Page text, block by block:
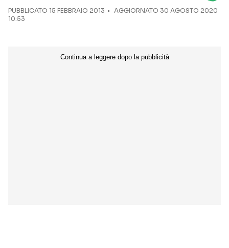
PUBBLICATO 15 FEBBRAIO 2013
AGGIORNATO 30 AGOSTO 2020
10:53